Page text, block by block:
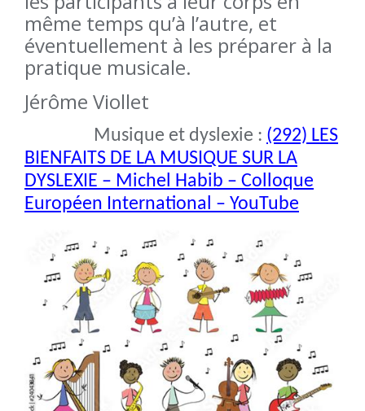
même temps qu’à l’autre, et
éventuellement à les préparer à la
pratique musicale.
Jérôme Viollet
Musique et dyslexie : (292) LES
BIENFAITS DE LA MUSIQUE SUR LA
DYSLEXIE – Michel Habib – Colloque
Européen International – YouTube